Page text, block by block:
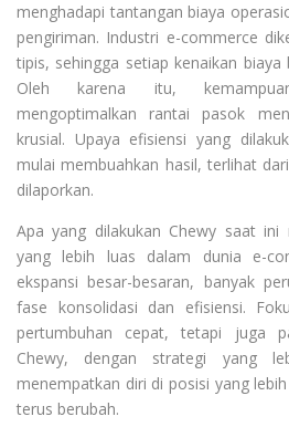
menghadapi tantangan biaya
pengiriman. Industri e-commerce
tipis, sehingga setiap kenaikan biaya
Oleh karena itu,
mengoptimalkan rantai pasok
krusial. Upaya efisiensi yang
mulai membuahkan hasil, terlihat
dilaporkan.
Apa yang dilakukan Chewy saat ini
yang lebih luas dalam dunia e-
ekspansi besar-besaran, banyak
fase konsolidasi dan efisiensi.
pertumbuhan cepat, tetapi juga
Chewy, dengan strategi yang
menempatkan diri di posisi yang
terus berubah.